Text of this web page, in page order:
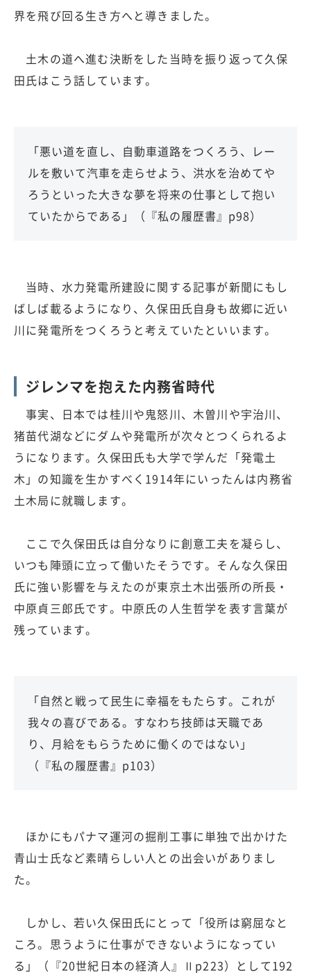
界を飛び回る生き方へと導きました。
土木の道へ進む決断をした当時を振り返って久保
田氏はこう話しています。
「悪い道を直し、自動車道路をつくろう、レー
ルを敷いて汽車を走らせよう、洪水を治めてや
ろうといった大きな夢を将来の仕事として抱い
ていたからである」（『私の履歴書』p98）
当時、水力発電所建設に関する記事が新聞にもし
ばしば載るようになり、久保田氏自身も故郷に近い
川に発電所をつくろうと考えていたといいます。
ジレンマを抱えた内務省時代
事実、日本では桂川や鬼怒川、木曽川や宇治川、
猪苗代湖などにダムや発電所が次々とつくられるよ
うになります。久保田氏も大学で学んだ「発電土
木」の知識を生かすべく1914年にいったんは内務省
土木局に就職します。
ここで久保田氏は自分なりに創意工夫を凝らし、
いつも陣頭に立って働いたそうです。そんな久保田
氏に強い影響を与えたのが東京土木出張所の所長・
中原貞三郎氏です。中原氏の人生哲学を表す言葉が
残っています。
「自然と戦って民生に幸福をもたらす。これが
我々の喜びである。すなわち技師は天職であ
り、月給をもらうために働くのではない」
（『私の履歴書』p103）
ほかにもパナマ運河の掘削工事に単独で出かけた
青山士氏など素晴らしい人との出会いがありまし
た。
しかし、若い久保田氏にとって「役所は窮屈なと
ころ。思うように仕事ができないようになってい
る」（『20世紀日本の経済人』Ⅱp223）として192